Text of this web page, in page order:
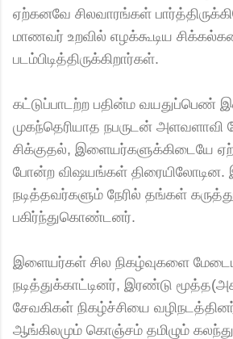
ஏற்கனவே சிலவாரங்கள்
மாணவர் உறவில் எழக்கூடிய
படம்பிடித்திருக்கிறார்கள்.
கட்டுப்பாடற்ற பதின்ம வயதுப்பெண்
முகந்தெரியாத நபருடன் அளவளாவி
சிக்குதல், இளையர்களுக்கிடையே
போன்ற விஷயங்கள் திரையிலோடின.
நடித்தவர்களும் நேரில் தங்கள்
பகிர்ந்துகொண்டனர்.
இளையர்கள் சில நிகழ்வுகளை
நடித்துக்காட்டினர், இரண்டு
சேவகிகள் நிகழ்ச்சியை
ஆங்கிலமும் கொஞ்சம் தமிழும்